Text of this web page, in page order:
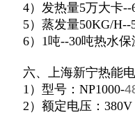
4）发热量5万大卡--
5）蒸发量50KG/H--
6）1吨--30吨热水保
六、上海新宁热能
1）型号：NP1000-
2）额定电压：380V